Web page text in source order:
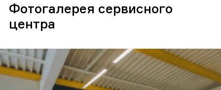
Фотогалерея сервисного
центра